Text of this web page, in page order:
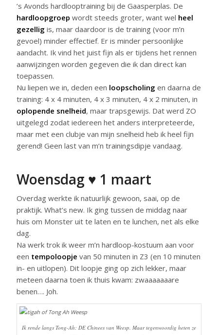
’s Avonds hardlooptraining bij de Gaasperplas. De
hardloopgroep wordt steeds groter, want wel heel
gezellig is, maar daardoor is de training (voor m’n
gevoel) minder effectief. Er is minder persoonlijke
aandacht. Ik vind het juist fijn als er tijdens het rennen
aanwijzingen worden gegeven die ik dan direct kan
toepassen.
Nu liepen we in, deden een loopscholing en daarna de
training: 4 x 4 minuten, 4 x 3 minuten, 4 x 2 minuten, in
oplopende snelheid, maar trapsgewijs. Dat werd ZO
uitgelegd zodat iedereen het anders interpreteerde,
maar met een clubje van mijn snelheid heb ik heel fijn
gerend! Geen last van m’n trainingsdipje vandaag.
Woensdag ♥ 1 maart
Overdag werkte ik natuurlijk gewoon, saai, op de
praktijk. What’s new. Ik ging tussen de middag naar
huis om Monster uit te laten en te lunchen, net als elke
dag.
Na werk trok ik weer m’n hardloop-kostuum aan voor
een tempoloopje van 50 minuten in Z3 (en 10 minuten
in- en uitlopen). Dit loopje ging op zich lekker, maar
meteen daarna toen ik thuis kwam: zwaaaaaaare
benen…. Joh.
Ik rende langs Tong-Ah: DE Chinees van Weesp. Maar tegenwoordig heten ze